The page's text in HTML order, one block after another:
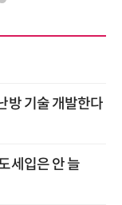
방 기술 개발한다
세입은 안 늘